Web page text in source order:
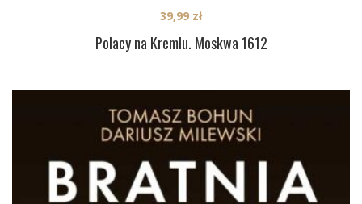
Polacy na Kremlu. Moskwa 1612
39,99 zł